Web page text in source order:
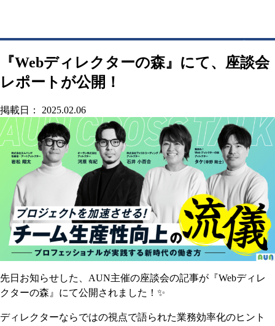
『Webディレクターの森』にて、座談会
レポートが公開！
掲載日： 2025.02.06
先日お知らせした、AUN主催の座談会の記事が『Webディレ
クターの森』にて公開されました！✨
ディレクターならではの視点で語られた業務効率化のヒント